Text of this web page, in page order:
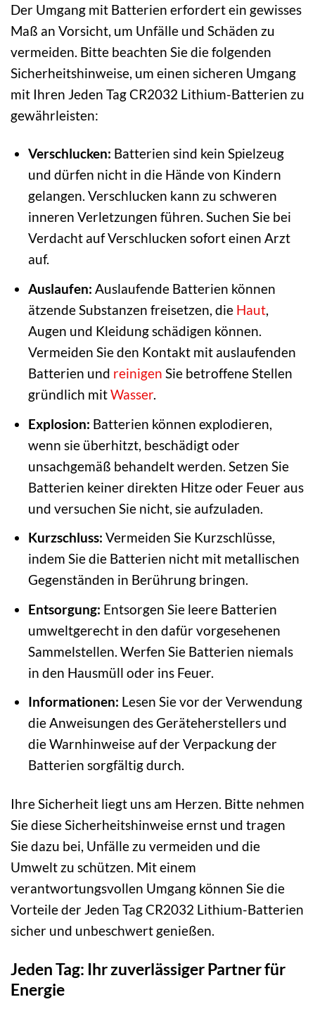
Der Umgang mit Batterien erfordert ein gewisses
Maß an Vorsicht, um Unfälle und Schäden zu
vermeiden. Bitte beachten Sie die folgenden
Sicherheitshinweise, um einen sicheren Umgang
mit Ihren Jeden Tag CR2032 Lithium-Batterien zu
gewährleisten:
Verschlucken: Batterien sind kein Spielzeug
und dürfen nicht in die Hände von Kindern
gelangen. Verschlucken kann zu schweren
inneren Verletzungen führen. Suchen Sie bei
Verdacht auf Verschlucken sofort einen Arzt
auf.
Auslaufen: Auslaufende Batterien können
ätzende Substanzen freisetzen, die Haut,
Augen und Kleidung schädigen können.
Vermeiden Sie den Kontakt mit auslaufenden
Batterien und reinigen Sie betroffene Stellen
gründlich mitWasser.
Explosion: Batterien können explodieren,
wenn sie überhitzt, beschädigt oder
unsachgemäß behandelt werden. Setzen Sie
Batterien keiner direkten Hitze oder Feuer aus
und versuchen Sie nicht, sie aufzuladen.
Kurzschluss: Vermeiden Sie Kurzschlüsse,
indem Sie die Batterien nicht mit metallischen
Gegenständen in Berührung bringen.
Entsorgung: Entsorgen Sie leere Batterien
umweltgerecht in den dafür vorgesehenen
Sammelstellen. Werfen Sie Batterien niemals
in den Hausmüll oder ins Feuer.
Informationen: Lesen Sie vor der Verwendung
die Anweisungen des Geräteherstellers und
die Warnhinweise auf der Verpackung der
Batterien sorgfältig durch.
Ihre Sicherheit liegt uns am Herzen. Bitte nehmen
Sie diese Sicherheitshinweise ernst und tragen
Sie dazu bei, Unfälle zu vermeiden und die
Umwelt zu schützen. Mit einem
verantwortungsvollen Umgang können Sie die
Vorteile der Jeden Tag CR2032 Lithium-Batterien
sicher und unbeschwert genießen.
Jeden Tag: Ihr zuverlässiger Partner für
Energie